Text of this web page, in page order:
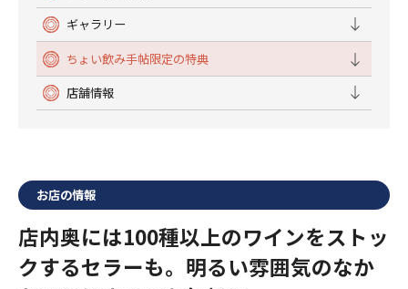
ギャラリー
ちょい飲み手帖限定の特典
店舗情報
お店の情報
店内奥には100種以上のワインをストッ
クするセラーも。明るい雰囲気のなか